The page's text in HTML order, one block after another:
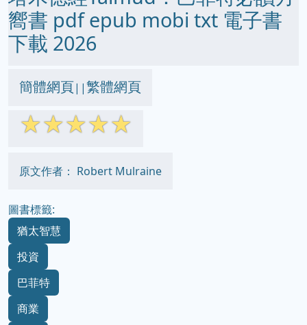
嚮書 pdf epub mobi txt 電子書
下載 2026
簡體網頁||繁體網頁
☆☆☆☆☆
原文作者： Robert Mulraine
圖書標籤:
猶太智慧
投資
巴菲特
商業